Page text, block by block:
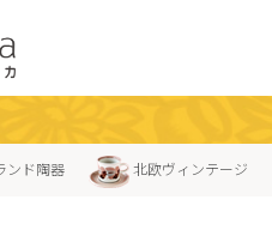
ンド陶器 北欧ヴィンテージ